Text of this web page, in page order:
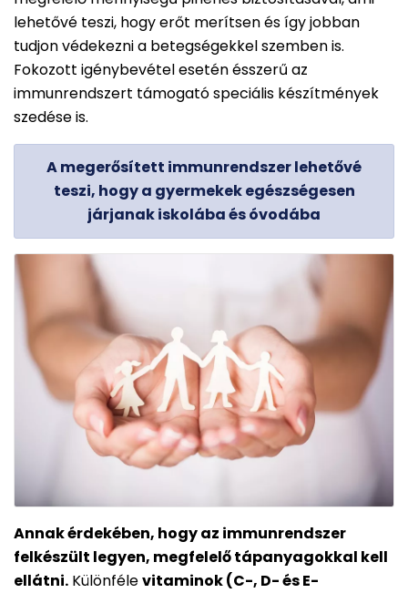
lehetővé teszi, hogy erőt merítsen és így jobban
tudjon védekezni a betegségekkel szemben is.
Fokozott igénybevétel esetén ésszerű az
immunrendszert támogató speciális készítmények
szedése is.
A megerősített immunrendszer lehetővé
teszi, hogy a gyermekek egészségesen
járjanak iskolába és óvodába
Annak érdekében, hogy az immunrendszer
felkészült legyen, megfelelő tápanyagokkal kell
ellátni. Különfélevitaminok (C-, D- és E-